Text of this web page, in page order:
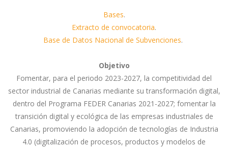
Bases.
Extracto de convocatoria.
Base de Datos Nacional de Subvenciones.
Objetivo
Fomentar, para el periodo 2023-2027, la competitividad del
sector industrial de Canarias mediante su transformación digital,
dentro del Programa FEDER Canarias 2021-2027; fomentar la
transición digital y ecológica de las empresas industriales de
Canarias, promoviendo la adopción de tecnologías de Industria
4.0 (digitalización de procesos, productos y modelos de